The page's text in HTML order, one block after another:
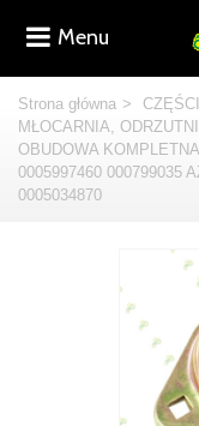
Menu
Strona główna >
MŁOCARNIA,
OBUDOWA
0005997460 000799035
0005034870